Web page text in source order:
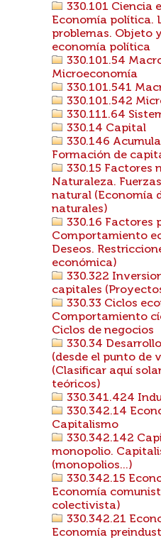
330.101 Ciencia
Economía política.
problemas. Objeto
economía política
330.101.54
Microeconomía
330.101.541
330.101.542
330.111.64
330.14 Capital
330.146
Formación de
330.15 Factores
Naturaleza.
natural (Economía
naturales)
330.16 Factores
Comportamiento
Deseos.
económica)
330.322
capitales
330.33 Ciclos
Comportamiento
Ciclos de negocios
330.34
(desde el punto de
(Clasificar aquí
teóricos)
330.341.424
330.342.14
Capitalismo
330.342.142
monopolio.
(monopolios...)
330.342.15
Economía
colectivista)
330.342.21
Economía